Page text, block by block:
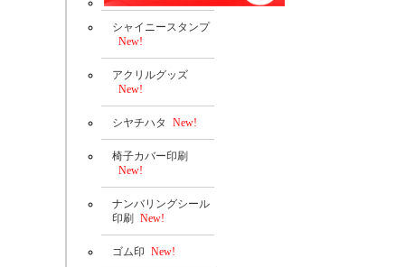
シャイニースタンプ
New!
アクリルグッズ
New!
シヤチハタ New!
椅子カバー印刷
New!
ナンバリングシール
印刷
New!
ゴム印 New!